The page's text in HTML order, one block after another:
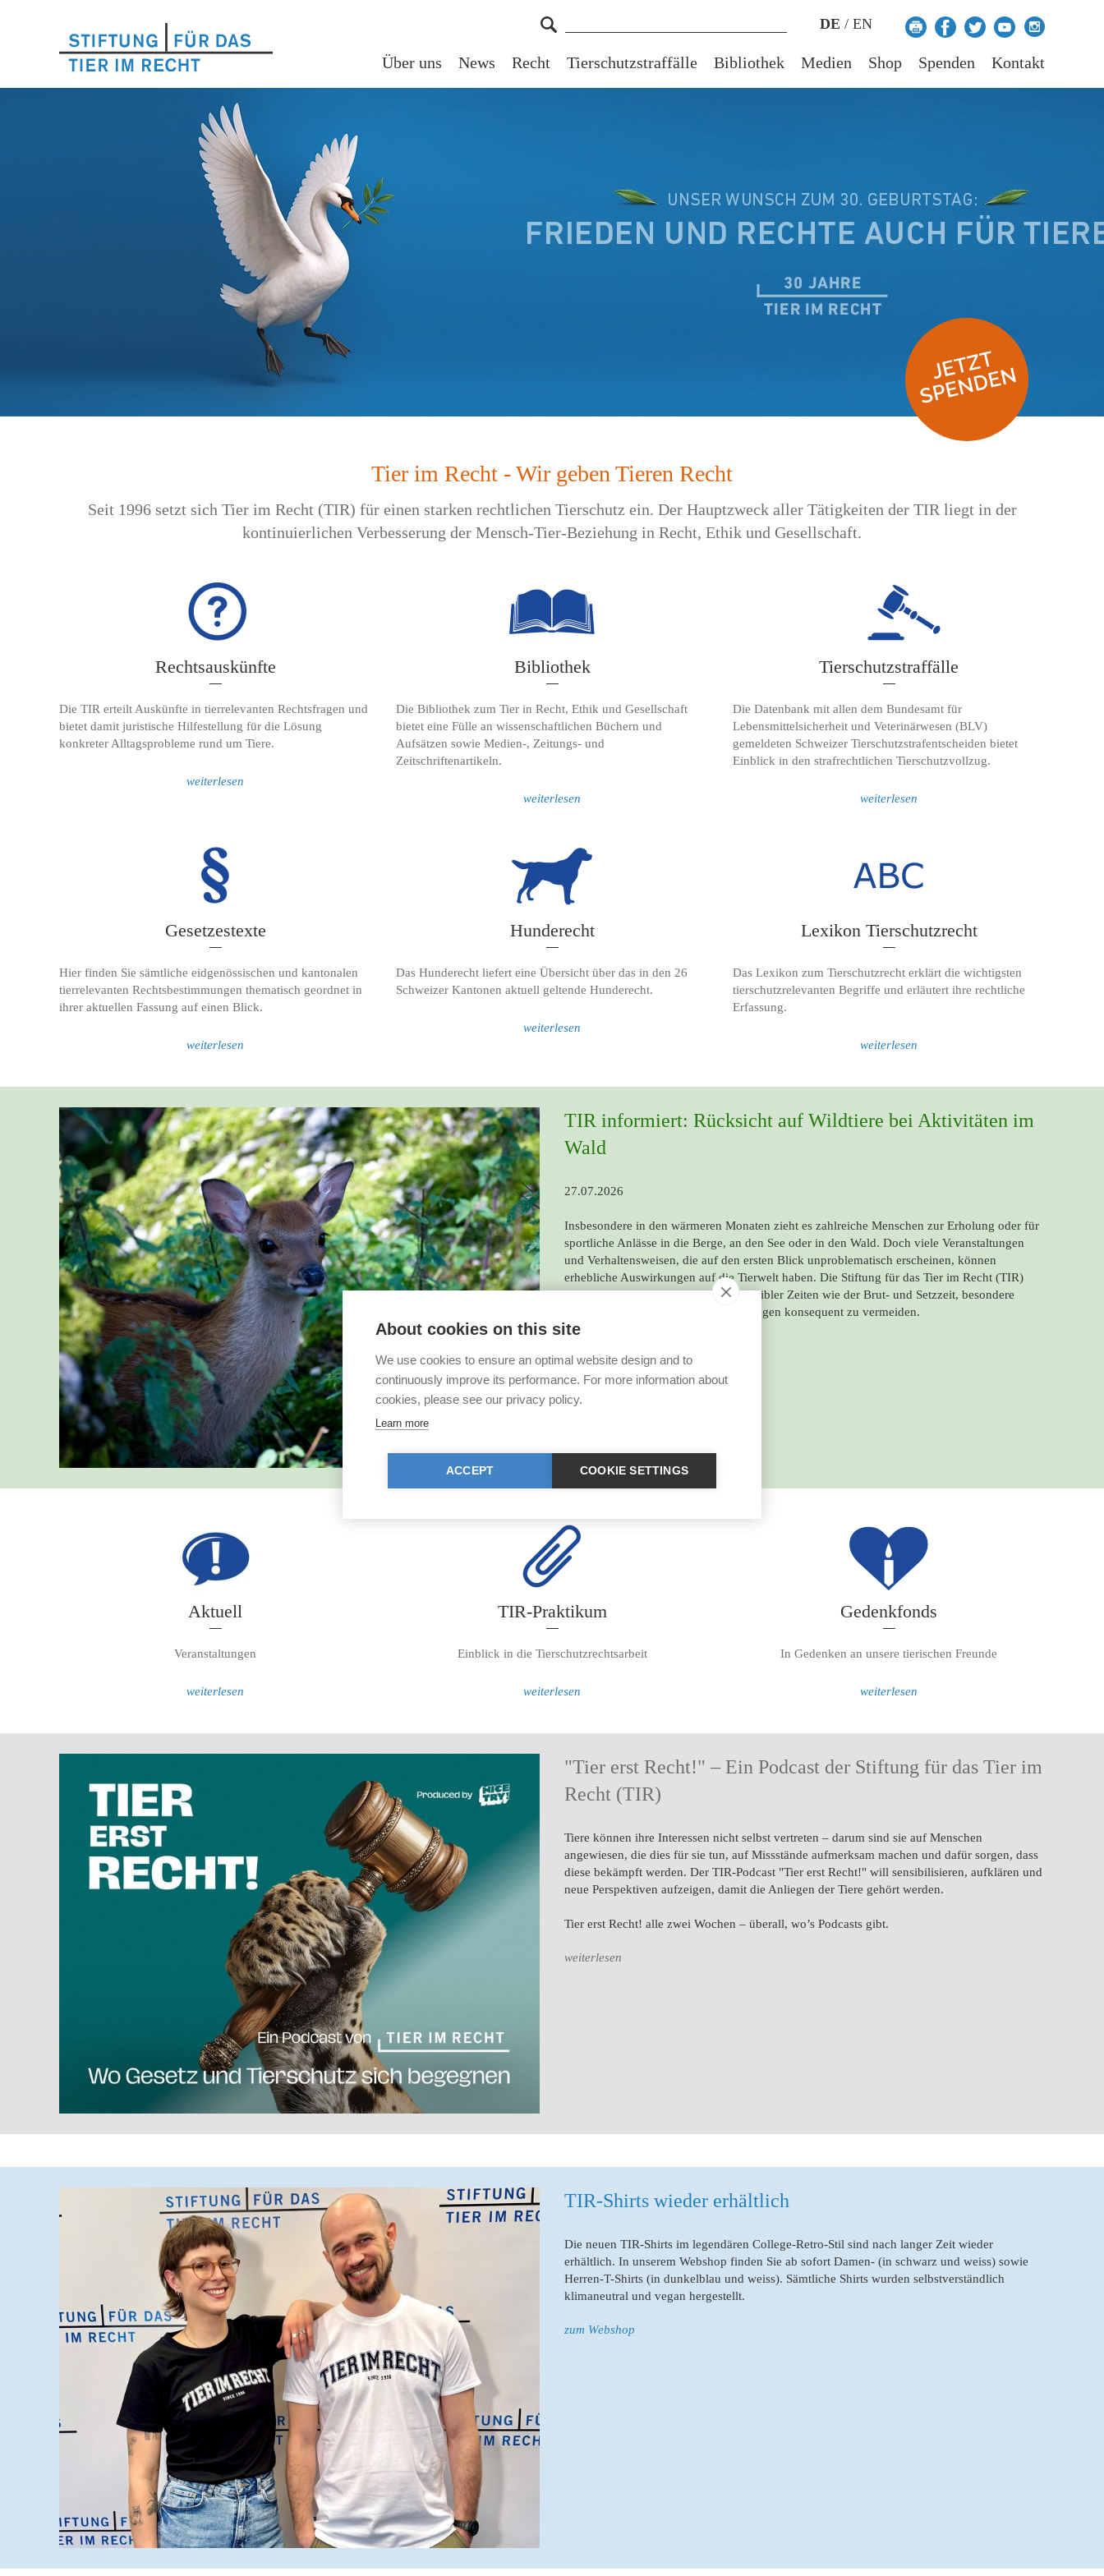
DE / EN
Über uns News Recht Tierschutzstraffälle Bibliothek Medien Shop Spenden Kontakt
Tier im Recht - Wir geben Tieren Recht
Seit 1996 setzt sich Tier im Recht (TIR) für einen starken rechtlichen Tierschutz ein. Der Hauptzweck aller Tätigkeiten der TIR liegt in der
kontinuierlichen Verbesserung der Mensch-Tier-Beziehung in Recht, Ethik und Gesellschaft.
Rechtsauskünfte
Die TIR erteilt Auskünfte in tierrelevanten Rechtsfragen und
bietet damit juristische Hilfestellung für die Lösung
konkreter Alltagsprobleme rund um Tiere.
weiterlesen
Bibliothek
Die Bibliothek zum Tier in Recht, Ethik und Gesellschaft
bietet eine Fülle an wissenschaftlichen Büchern und
Aufsätzen sowie Medien-, Zeitungs- und
Zeitschriftenartikeln.
weiterlesen
Tierschutzstraffälle
Die Datenbank mit allen dem Bundesamt für
Lebensmittelsicherheit und Veterinärwesen (BLV)
gemeldeten Schweizer Tierschutzstrafentscheiden bietet
Einblick in den strafrechtlichen Tierschutzvollzug.
weiterlesen
Gesetzestexte
Hier finden Sie sämtliche eidgenössischen und kantonalen
tierrelevanten Rechtsbestimmungen thematisch geordnet in
ihrer aktuellen Fassung auf einen Blick.
weiterlesen
Hunderecht
Das Hunderecht liefert eine Übersicht über das in den 26
Schweizer Kantonen aktuell geltende Hunderecht.
weiterlesen
Lexikon Tierschutzrecht
Das Lexikon zum Tierschutzrecht erklärt die wichtigsten
tierschutzrelevanten Begriffe und erläutert ihre rechtliche
Erfassung.
weiterlesen
TIR informiert: Rücksicht auf Wildtiere bei Aktivitäten im
Wald
27.07.2026
Insbesondere in den wärmeren Monaten zieht es zahlreiche Menschen zur Erholung oder für
sportliche Anlässe in die Berge, an den See oder in den Wald. Doch viele Veranstaltungen
und Verhaltensweisen, die auf den ersten Blick unproblematisch erscheinen, können
erhebliche Auswirkungen auf die Tierwelt haben. Die Stiftung für das Tier im Recht (TIR)
bittet deshalb, vor allem während sensibler Zeiten wie der Brut- und Setzzeit, besondere
Rücksicht walten zu lassen und Störungen konsequent zu vermeiden.
Aktuell
Veranstaltungen
weiterlesen
TIR-Praktikum
Einblick in die Tierschutzrechtsarbeit
weiterlesen
Gedenkfonds
In Gedenken an unsere tierischen Freunde
weiterlesen
"Tier erst Recht!" – Ein Podcast der Stiftung für das Tier im
Recht (TIR)
Tiere können ihre Interessen nicht selbst vertreten – darum sind sie auf Menschen
angewiesen, die dies für sie tun, auf Missstände aufmerksam machen und dafür sorgen, dass
diese bekämpft werden. Der TIR-Podcast "Tier erst Recht!" will sensibilisieren, aufklären und
neue Perspektiven aufzeigen, damit die Anliegen der Tiere gehört werden.
Tier erst Recht! alle zwei Wochen – überall, wo’s Podcasts gibt.
weiterlesen
TIR-Shirts wieder erhältlich
Die neuen TIR-Shirts im legendären College-Retro-Stil sind nach langer Zeit wieder
erhältlich. In unserem Webshop finden Sie ab sofort Damen- (in schwarz und weiss) sowie
Herren-T-Shirts (in dunkelblau und weiss). Sämtliche Shirts wurden selbstverständlich
klimaneutral und vegan hergestellt.
zum Webshop
About cookies on this site
We use cookies to ensure an optimal website design and to
continuously improve its performance. For more information about
cookies, please see our privacy policy.
Learn more
ACCEPT COOKIE SETTINGS